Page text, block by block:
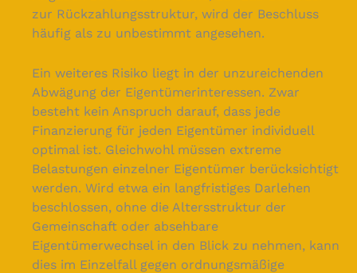
zur Rückzahlungsstruktur, wird der Beschluss
häufig als zu unbestimmt angesehen.
Ein weiteres Risiko liegt in der unzureichenden
Abwägung der Eigentümerinteressen. Zwar
besteht kein Anspruch darauf, dass jede
Finanzierung für jeden Eigentümer individuell
optimal ist. Gleichwohl müssen extreme
Belastungen einzelner Eigentümer berücksichtigt
werden. Wird etwa ein langfristiges Darlehen
beschlossen, ohne die Altersstruktur der
Gemeinschaft oder absehbare
Eigentümerwechsel in den Blick zu nehmen, kann
dies im Einzelfall gegen ordnungsmäßige